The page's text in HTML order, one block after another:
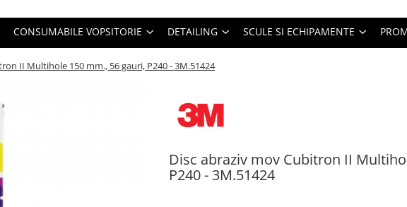
CONSUMABILE VOPSITORIE DETAILING SCULE SI ECHIPAMENTE
II Multihole 150 mm., 56 gauri, P240 - 3M.51424
Disc abraziv mov Cubitron II
P240 - 3M.51424